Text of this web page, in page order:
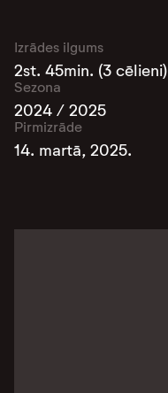
Izrādes ilgums
2st. 45min. (3 cēlieni)
Sezona
2024 / 2025
Pirmizrāde
14. martā, 2025.